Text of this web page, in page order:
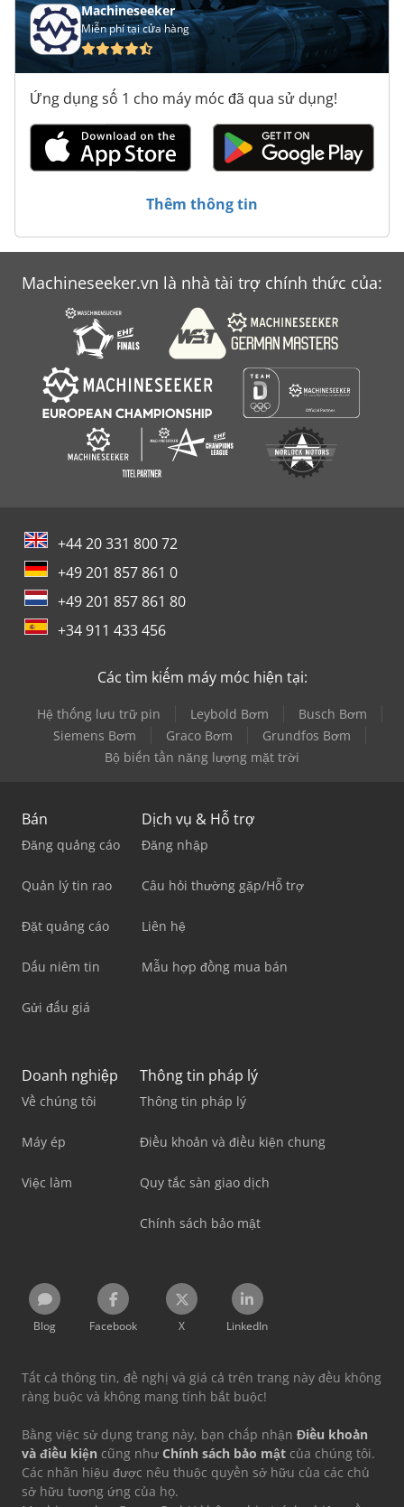
Machineseeker
Miễn phí tại cửa hàng
Ứng dụng số 1 cho máy móc đã qua sử dụng!
Thêm thông tin
Machineseeker.vn là nhà tài trợ chính thức của:
+44 20 331 800 72
+49 201 857 861 0
+49 201 857 861 80
+34 911 433 456
Các tìm kiếm máy móc hiện tại:
Hệ thống lưu trữ pin Leybold Bơm
Busch Bơm
Siemens Bơm
Graco Bơm
Grundfos Bơm
Bộ biến tần năng lượng mặt trời
Bán
Đăng quảng cáo
Quản lý tin rao
Đặt quảng cáo
Dấu niêm tin
Gửi đấu giá
Dịch vụ & Hỗ trợ
Đăng nhập
Câu hỏi thường gặp/Hỗ trợ
Liên hệ
Mẫu hợp đồng mua bán
Doanh nghiệp
Về chúng tôi
Máy ép
Việc làm
Thông tin pháp lý
Thông tin pháp lý
Điều khoản và điều kiện chung
Quy tắc sàn giao dịch
Chính sách bảo mật
Blog Facebook X LinkedIn
Tất cả thông tin, đề nghị và giá cả trên trang này đều không
ràng buộc và không mang tính bắt buộc!
Bằng việc sử dụng trang này, bạn chấp nhận Điều khoản
và điều kiện cũng như Chính sách bảo mật của chúng tôi.
Các nhãn hiệu được nêu thuộc quyền sở hữu của các chủ
sở hữu tương ứng của họ.